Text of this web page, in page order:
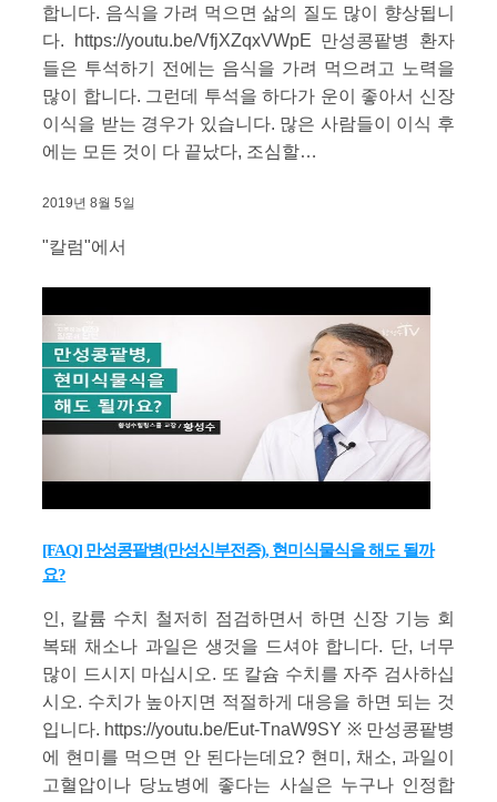
합니다. 음식을 가려 먹으면 삶의 질도 많이 향상됩니
다. https://youtu.be/VfjXZqxVWpE 만성콩팥병 환자
들은 투석하기 전에는 음식을 가려 먹으려고 노력을
많이 합니다. 그런데 투석을 하다가 운이 좋아서 신장
이식을 받는 경우가 있습니다. 많은 사람들이 이식 후
에는 모든 것이 다 끝났다, 조심할…
2019년 8월 5일
"칼럼"에서
[FAQ] 만성콩팥병(만성신부전증), 현미식물식을 해도 될까
요?
인, 칼륨 수치 철저히 점검하면서 하면 신장 기능 회
복돼 채소나 과일은 생것을 드셔야 합니다. 단, 너무
많이 드시지 마십시오. 또 칼슘 수치를 자주 검사하십
시오. 수치가 높아지면 적절하게 대응을 하면 되는 것
입니다. https://youtu.be/Eut-TnaW9SY ※ 만성콩팥병
에 현미를 먹으면 안 된다는데요? 현미, 채소, 과일이
고혈압이나 당뇨병에 좋다는 사실은 누구나 인정합